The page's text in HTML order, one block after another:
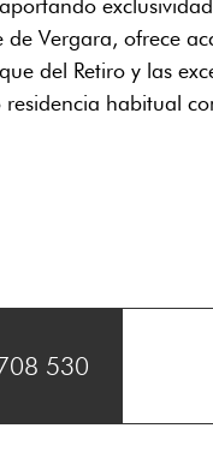
Vergara, ofrece
del Retiro y las
habitual
530